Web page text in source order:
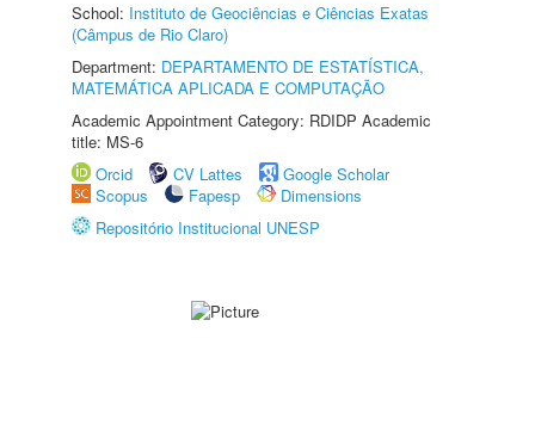
School: Instituto de Geociências e Ciências Exatas
(Câmpus de Rio Claro)
Department: DEPARTAMENTO DE ESTATÍSTICA,
MATEMÁTICA APLICADA E COMPUTAÇÃO
Academic Appointment Category: RDIDP Academic
title: MS-6
Orcid
CV Lattes
Google Scholar
Scopus
Fapesp
Dimensions
Repositório Institucional UNESP